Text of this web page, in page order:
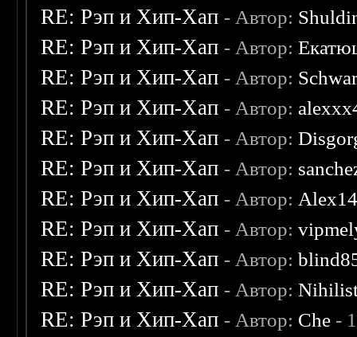
RE: Рэп и Хип-Хап - Автор:
RE: Рэп и Хип-Хап - Автор:
RE: Рэп и Хип-Хап - Автор:
RE: Рэп и Хип-Хап - Автор:
RE: Рэп и Хип-Хап - Автор:
RE: Рэп и Хип-Хап - Автор:
RE: Рэп и Хип-Хап - Автор:
RE: Рэп и Хип-Хап - Автор:
RE: Рэп и Хип-Хап - Автор:
RE: Рэп и Хип-Хап - Автор:
RE: Рэп и Хип-Хап - Автор: Che -